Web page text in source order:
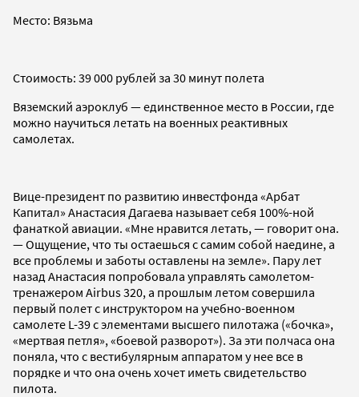
Место: Вязьма
Стоимость: 39 000 рублей за 30 минут полета
Вяземский аэроклуб — единственное место в России, где
можно научиться летать на военных реактивных
самолетах.
Вице-президент по развитию инвестфонда «Арбат
Капитал» Анастасия Дагаева называет себя 100%-ной
фанаткой авиации. «Мне нравится летать, — говорит она.
— Ощущение, что ты остаешься с самим собой наедине, а
все проблемы и заботы оставлены на земле». Пару лет
назад Анастасия попробовала управлять самолетом-
тренажером Airbus 320, а прошлым летом совершила
первый полет с инструктором на учебно-военном
самолете L-39 с элементами высшего пилотажа («бочка»,
«мертвая петля», «боевой разворот»). За эти полчаса она
поняла, что с вестибулярным аппаратом у нее все в
порядке и что она очень хочет иметь свидетельство
пилота.